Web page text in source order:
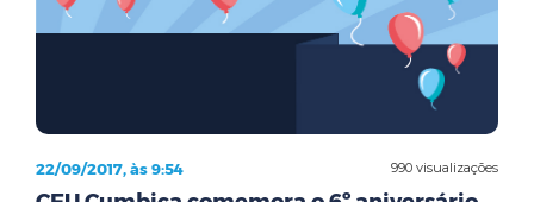
990 visualizações
22/09/2017, às 9:54